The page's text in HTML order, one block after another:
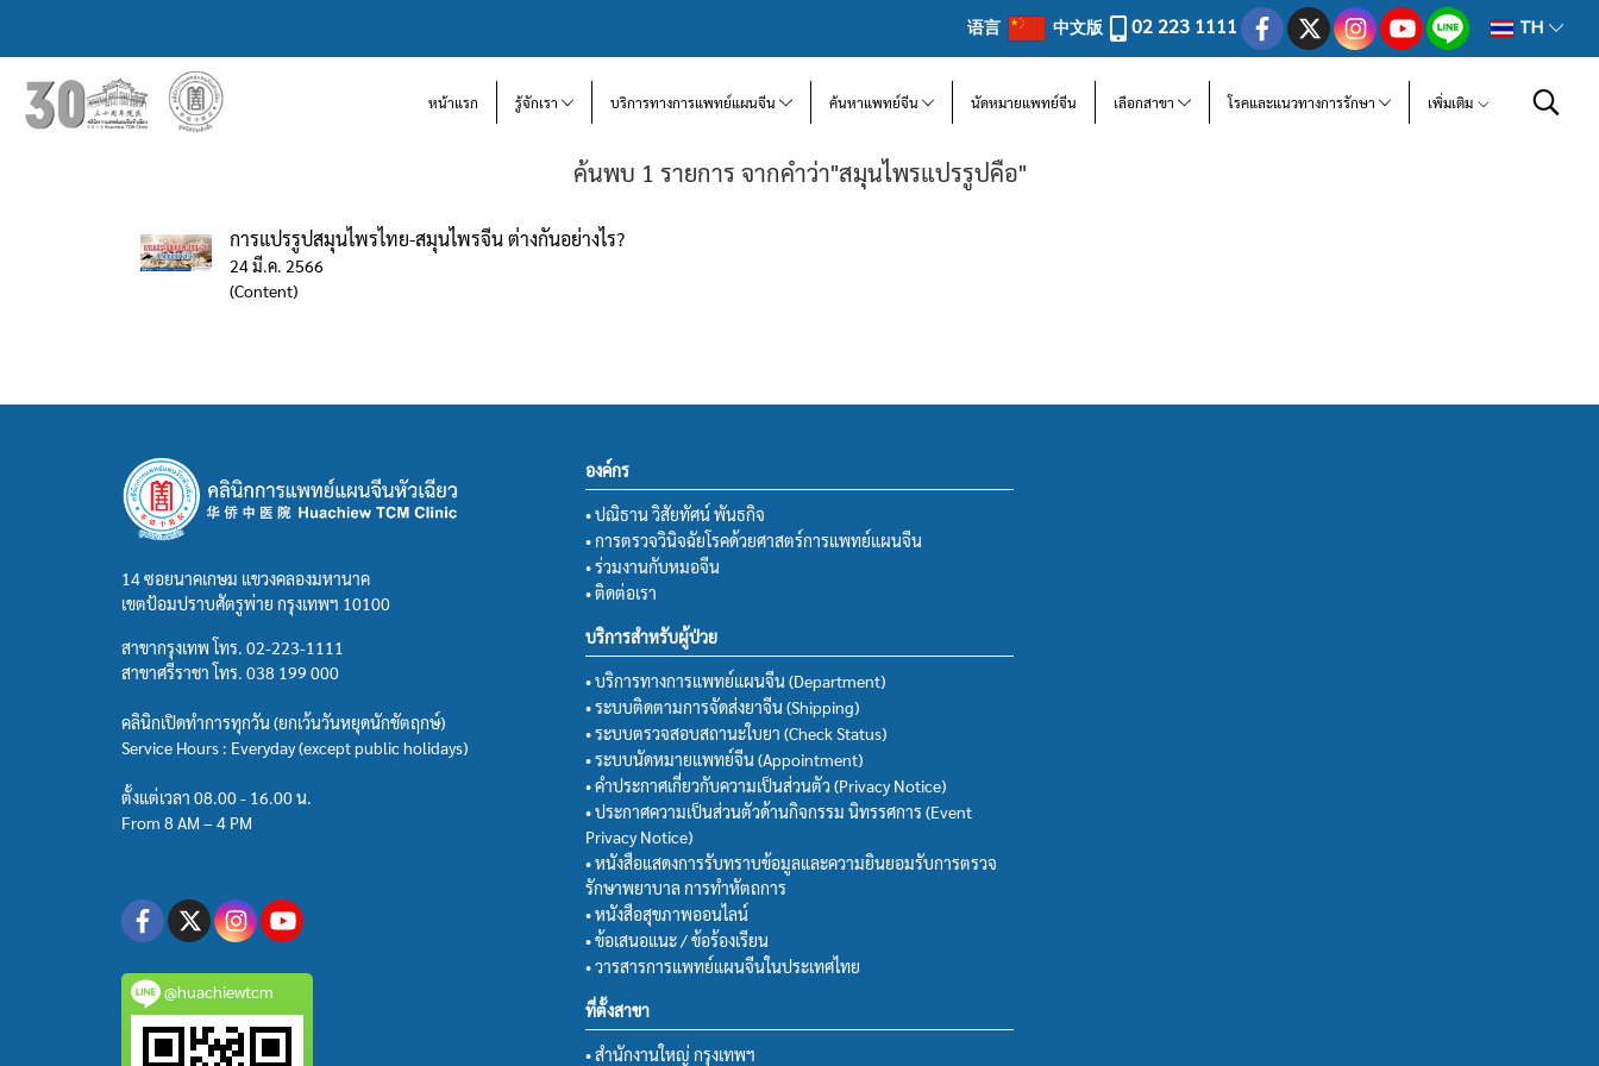
语言 中文版 02 223 1111 TH
หน้าแรก รู้จักเรา บริการทางการแพทย์แผนจีน ค้นหาแพทย์จีน นัดหมายแพทย์จีน เลือกสาขา โรคและแนวทางการรักษา เพิ่มเติม
ค้นพบ 1 รายการ จากคำว่า"สมุนไพรแปรรูปคือ"
การแปรรูปสมุนไพรไทย-สมุนไพรจีน ต่างกันอย่างไร?
24 มี.ค. 2566
(Content)
14 ซอยนาคเกษม แขวงคลองมหานาค
เขตป้อมปราบศัตรูพ่าย กรุงเทพฯ 10100
สาขากรุงเทพ โทร. 02-223-1111
สาขาศรีราชา โทร. 038 199 000
คลินิกเปิดทำการทุกวัน (ยกเว้นวันหยุดนักขัตฤกษ์)
Service Hours : Everyday (except public holidays)
ตั้งแต่เวลา 08.00 - 16.00 น.
From 8 AM – 4 PM
@huachiewtcm
องค์กร
• ปณิธาน วิสัยทัศน์ พันธกิจ
• การตรวจวินิจฉัยโรคด้วยศาสตร์การแพทย์แผนจีน
• ร่วมงานกับหมอจีน
• ติดต่อเรา
บริการสำหรับผู้ป่วย
• บริการทางการแพทย์แผนจีน (Department)
• ระบบติดตามการจัดส่งยาจีน (Shipping)
• ระบบตรวจสอบสถานะใบยา (Check Status)
• ระบบนัดหมายแพทย์จีน (Appointment)
• คำประกาศเกี่ยวกับความเป็นส่วนตัว (Privacy Notice)
• ประกาศความเป็นส่วนตัวด้านกิจกรรม นิทรรศการ (Event
Privacy Notice)
• หนังสือแสดงการรับทราบข้อมูลและความยินยอมรับการตรวจ
รักษาพยาบาล การทำหัตถการ
• หนังสือสุขภาพออนไลน์
• ข้อเสนอแนะ / ข้อร้องเรียน
• วารสารการแพทย์แผนจีนในประเทศไทย
ที่ตั้งสาขา
• สำนักงานใหญ่ กรุงเทพฯ